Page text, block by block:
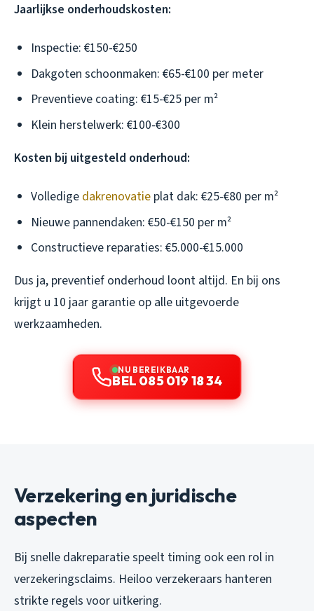
Jaarlijkse onderhoudskosten:
Inspectie: €150-€250
Dakgoten schoonmaken: €65-€100 per meter
Preventieve coating: €15-€25 per m²
Klein herstelwerk: €100-€300
Kosten bij uitgesteld onderhoud:
Volledige dakrenovatie plat dak: €25-€80 per m²
Nieuwe pannendaken: €50-€150 per m²
Constructieve reparaties: €5.000-€15.000
Dus ja, preventief onderhoud loont altijd. En bij ons
krijgt u 10 jaar garantie op alle uitgevoerde
werkzaamheden.
NU BEREIKBAAR
BEL 085 019 18 34
Verzekering en juridische
aspecten
Bij snelle dakreparatie speelt timing ook een rol in
verzekeringsclaims. Heiloo verzekeraars hanteren
strikte regels voor uitkering.